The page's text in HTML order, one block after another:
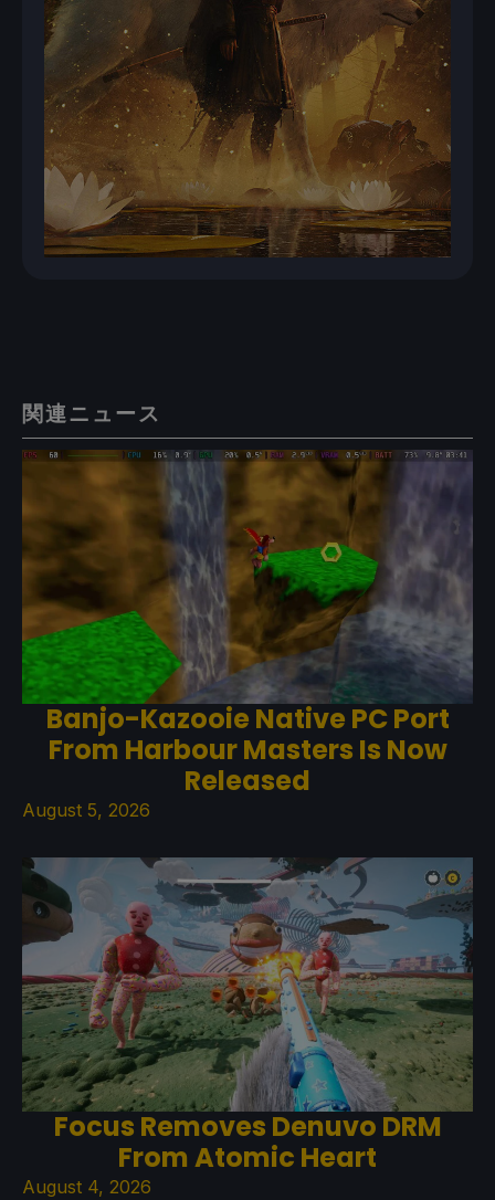
関連ニュース
Banjo-Kazooie Native PC Port
From Harbour Masters Is Now
Released
August 5, 2026
Focus Removes Denuvo DRM
From Atomic Heart
August 4, 2026